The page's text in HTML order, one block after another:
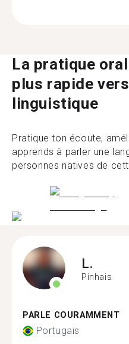
La pratique
plus rapide
linguistique
Pratique ton écoute,
apprends à parler une
personnes natives de
L.
Pinhais
PARLE COURAMMENT
Portugais